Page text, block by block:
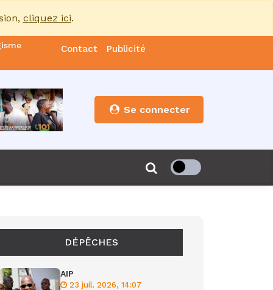
cliquez ici.
Contact Publicité
Se connecter
DÉPÊCHES
AIP
23 juil. 2026, 14:07